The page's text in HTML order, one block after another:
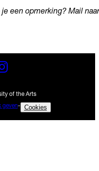
een opmerking? Mail naar
of the Arts
geven- Cookies